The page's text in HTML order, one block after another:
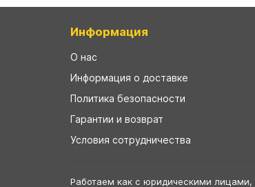
Информация
О нас
Информация о доставке
Политика безопасности
Гарантии и возврат
Условия сотрудничества
Работаем как с юридическими